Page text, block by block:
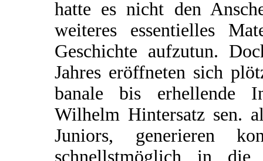
hatte es nicht den
weiteres essentielles
Geschichte aufzutun.
Jahres eröffneten sich
banale bis erhellende
Wilhelm Hintersatz sen.
Juniors, generieren
schnellstmöglich in